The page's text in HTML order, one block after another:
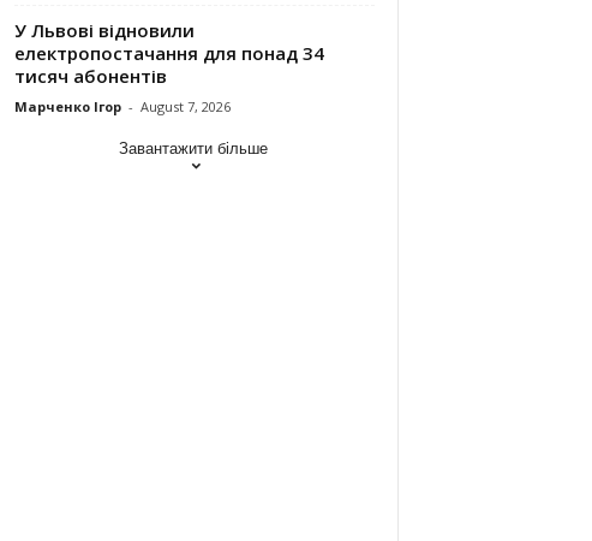
У Львові відновили
електропостачання для понад 34
тисяч абонентів
Марченко Ігор - August 7, 2026
Завантажити більше